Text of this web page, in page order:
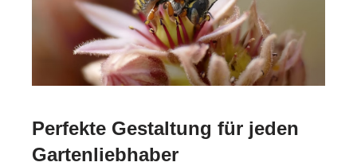
Perfekte Gestaltung für jeden
Gartenliebhaber